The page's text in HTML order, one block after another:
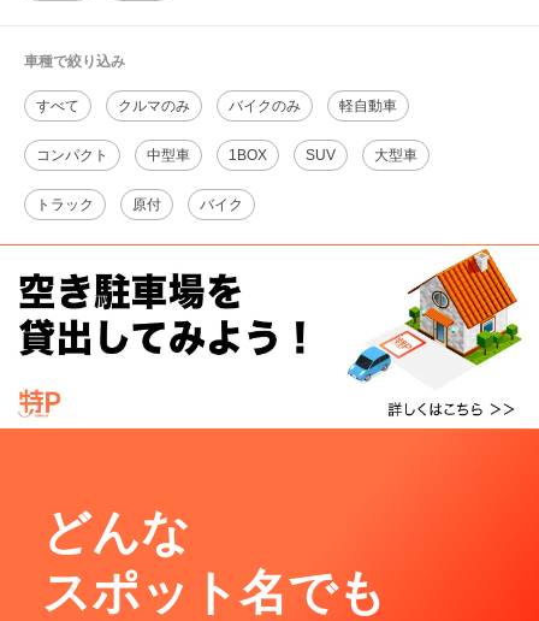
車種で絞り込み
すべて クルマのみ バイクのみ 軽自動車
コンパクト 中型車 1BOX SUV 大型車
トラック 原付 バイク
どんな
スポット名でも